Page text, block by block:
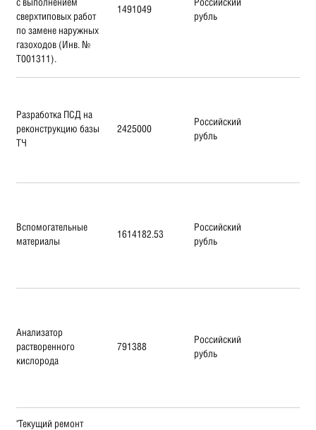
сверхтиповых работ
по замене наружных
газоходов (Инв. №
Т001311).
1491049
рубль
Разработка ПСД на
реконструкцию базы
ТЧ
2425000
Российский
рубль
Вспомогательные
материалы
1614182.53
Российский
рубль
Анализатор
растворенного
кислорода
791388
Российский
рубль
"Текущий ремонт